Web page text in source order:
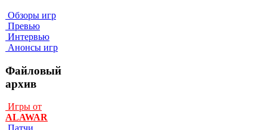
Обзоры игр
Превью
Интервью
Анонсы игр
Файловый
архив
Игры от
ALAWAR